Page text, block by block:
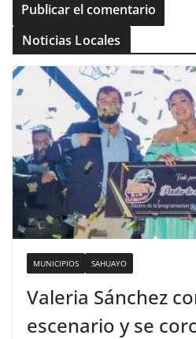
Noticias Locales
MUNICIPIOS SAHUAYO
Valeria Sánchez
escenario y se